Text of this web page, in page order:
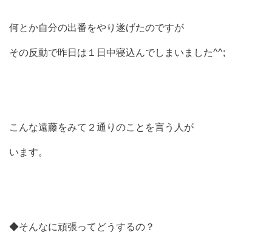
何とか自分の出番をやり遂げたのですが
その反動で昨日は１日中寝込んでしまいました^^;
こんな遠藤をみて２通りのことを言う人が
います。
◆そんなに頑張ってどうするの？